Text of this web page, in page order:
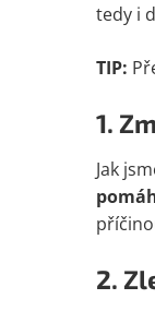
tedy i
TIP:
1.
Jak
2.